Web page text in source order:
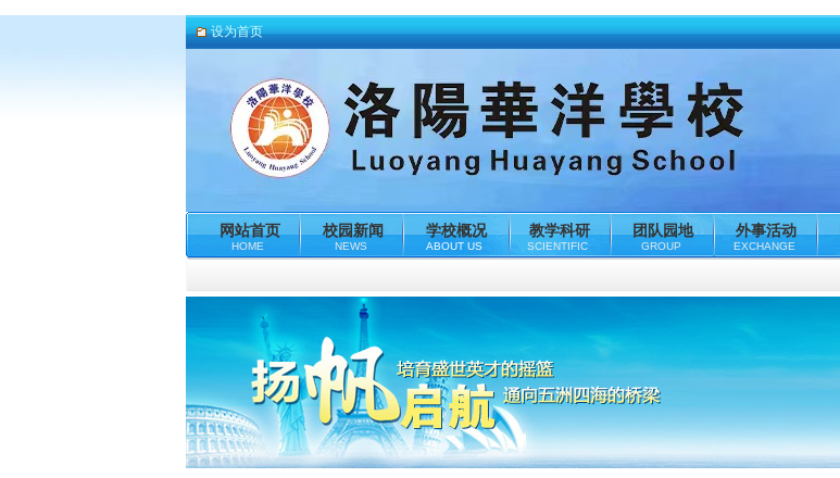
设为首页
网站首页
HOME
校园新闻
NEWS
学校概况
ABOUT US
教学科研
SCIENTIFIC
团队园地
GROUP
外事活动
EXCHANGE